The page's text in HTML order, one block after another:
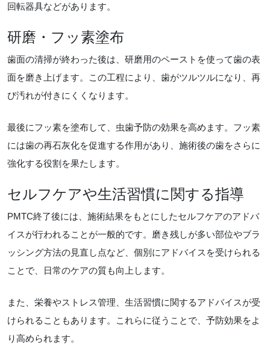
回転器具などがあります。
研磨・フッ素塗布
歯面の清掃が終わった後は、研磨用のペーストを使って歯の表
面を磨き上げます。この工程により、歯がツルツルになり、再
び汚れが付きにくくなります。
最後にフッ素を塗布して、虫歯予防の効果を高めます。フッ素
には歯の再石灰化を促進する作用があり、施術後の歯をさらに
強化する役割を果たします。
セルフケアや生活習慣に関する指導
PMTC終了後には、施術結果をもとにしたセルフケアのアドバ
イスが行われることが一般的です。磨き残しが多い部位やブラ
ッシング方法の見直し点など、個別にアドバイスを受けられる
ことで、日常のケアの質も向上します。
また、栄養やストレス管理、生活習慣に関するアドバイスが受
けられることもあります。これらに従うことで、予防効果をよ
り高められます。